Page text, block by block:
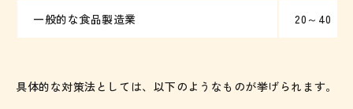
一般的な食品製造業 20～40
具体的な対策法としては、以下のようなものが挙げられます。